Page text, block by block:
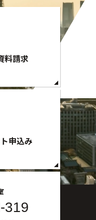
料請求
申込み
319